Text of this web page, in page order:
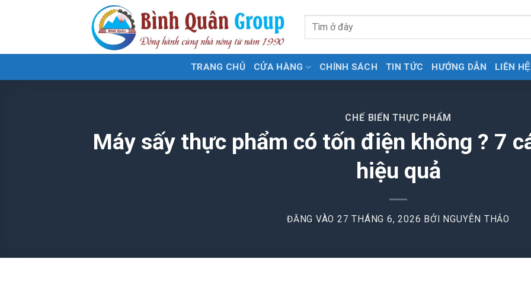
Tìm
TRANG CHỦ CỬA HÀNG CHÍNH SÁCH TIN TỨC HƯỚNG DẪN LIÊN HỆ
CHẾ BIẾN THỰC PHẨM
Máy sấy thực phẩm có tốn điện không ? 7
hiệu quả
ĐĂNG VÀO27 THÁNG 6, 2026 BỞI NGUYỄN THẢO